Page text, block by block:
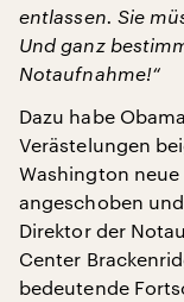
entlassen. Sie
Und ganz
Notaufnahme!“
Dazu habe
Verästelungen
Washington
angeschoben
Direktor der
Center
bedeutende